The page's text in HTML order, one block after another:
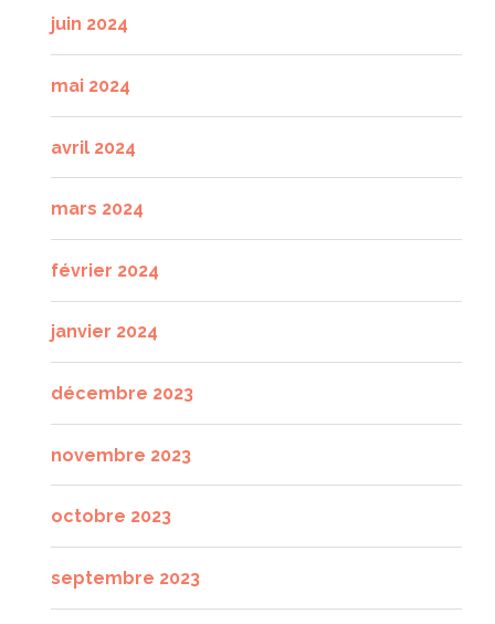
juin 2024
mai 2024
avril 2024
mars 2024
février 2024
janvier 2024
décembre 2023
novembre 2023
octobre 2023
septembre 2023